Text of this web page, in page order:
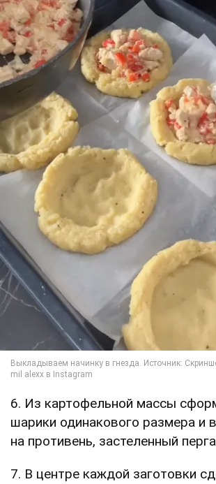
6. Из картофельной массы
шарики одинакового размера и
на противень, застеленный
7. В центре каждой заготовки